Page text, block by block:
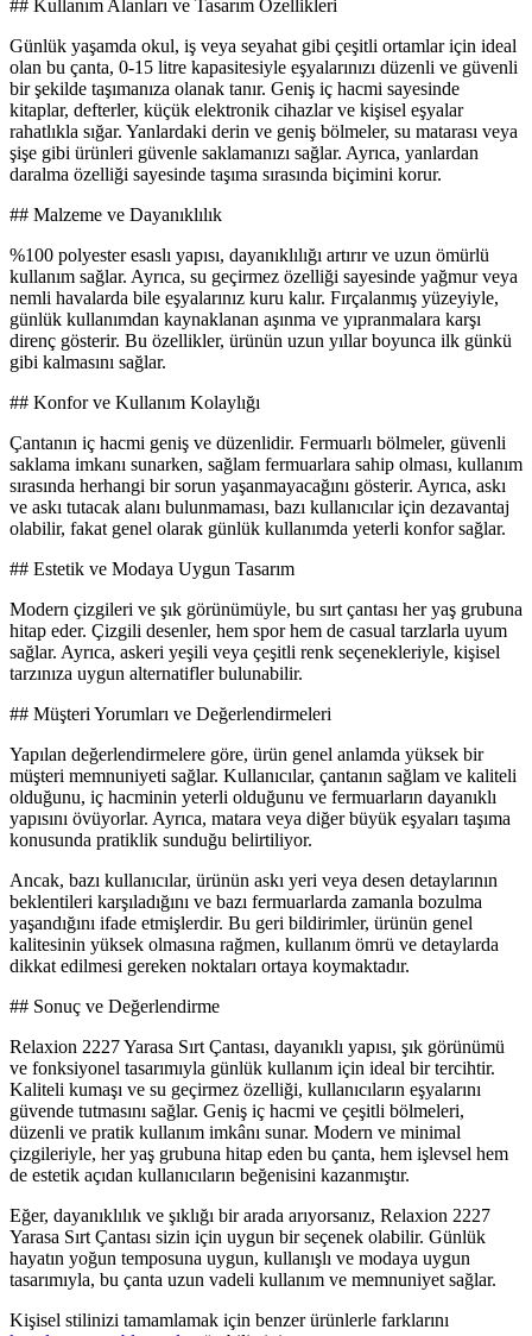
## Kullanım Alanları ve Tasarım Özellikleri
Günlük yaşamda okul, iş veya seyahat gibi çeşitli ortamlar için ideal
olan bu çanta, 0-15 litre kapasitesiyle eşyalarınızı düzenli ve güvenli
bir şekilde taşımanıza olanak tanır. Geniş iç hacmi sayesinde
kitaplar, defterler, küçük elektronik cihazlar ve kişisel eşyalar
rahatlıkla sığar. Yanlardaki derin ve geniş bölmeler, su matarası veya
şişe gibi ürünleri güvenle saklamanızı sağlar. Ayrıca, yanlardan
daralma özelliği sayesinde taşıma sırasında biçimini korur.
## Malzeme ve Dayanıklılık
%100 polyester esaslı yapısı, dayanıklılığı artırır ve uzun ömürlü
kullanım sağlar. Ayrıca, su geçirmez özelliği sayesinde yağmur veya
nemli havalarda bile eşyalarınız kuru kalır. Fırçalanmış yüzeyiyle,
günlük kullanımdan kaynaklanan aşınma ve yıpranmalara karşı
direnç gösterir. Bu özellikler, ürünün uzun yıllar boyunca ilk günkü
gibi kalmasını sağlar.
## Konfor ve Kullanım Kolaylığı
Çantanın iç hacmi geniş ve düzenlidir. Fermuarlı bölmeler, güvenli
saklama imkanı sunarken, sağlam fermuarlara sahip olması, kullanım
sırasında herhangi bir sorun yaşanmayacağını gösterir. Ayrıca, askı
ve askı tutacak alanı bulunmaması, bazı kullanıcılar için dezavantaj
olabilir, fakat genel olarak günlük kullanımda yeterli konfor sağlar.
## Estetik ve Modaya Uygun Tasarım
Modern çizgileri ve şık görünümüyle, bu sırt çantası her yaş grubuna
hitap eder. Çizgili desenler, hem spor hem de casual tarzlarla uyum
sağlar. Ayrıca, askeri yeşili veya çeşitli renk seçenekleriyle, kişisel
tarzınıza uygun alternatifler bulunabilir.
## Müşteri Yorumları ve Değerlendirmeleri
Yapılan değerlendirmelere göre, ürün genel anlamda yüksek bir
müşteri memnuniyeti sağlar. Kullanıcılar, çantanın sağlam ve kaliteli
olduğunu, iç hacminin yeterli olduğunu ve fermuarların dayanıklı
yapısını övüyorlar. Ayrıca, matara veya diğer büyük eşyaları taşıma
konusunda pratiklik sunduğu belirtiliyor.
Ancak, bazı kullanıcılar, ürünün askı yeri veya desen detaylarının
beklentileri karşıladığını ve bazı fermuarlarda zamanla bozulma
yaşandığını ifade etmişlerdir. Bu geri bildirimler, ürünün genel
kalitesinin yüksek olmasına rağmen, kullanım ömrü ve detaylarda
dikkat edilmesi gereken noktaları ortaya koymaktadır.
## Sonuç ve Değerlendirme
Relaxion 2227 Yarasa Sırt Çantası, dayanıklı yapısı, şık görünümü
ve fonksiyonel tasarımıyla günlük kullanım için ideal bir tercihtir.
Kaliteli kumaşı ve su geçirmez özelliği, kullanıcıların eşyalarını
güvende tutmasını sağlar. Geniş iç hacmi ve çeşitli bölmeleri,
düzenli ve pratik kullanım imkânı sunar. Modern ve minimal
çizgileriyle, her yaş grubuna hitap eden bu çanta, hem işlevsel hem
de estetik açıdan kullanıcıların beğenisini kazanmıştır.
Eğer, dayanıklılık ve şıklığı bir arada arıyorsanız, Relaxion 2227
Yarasa Sırt Çantası sizin için uygun bir seçenek olabilir. Günlük
hayatın yoğun temposuna uygun, kullanışlı ve modaya uygun
tasarımıyla, bu çanta uzun vadeli kullanım ve memnuniyet sağlar.
Kişisel stilinizi tamamlamak için benzer ürünlerle farklarını